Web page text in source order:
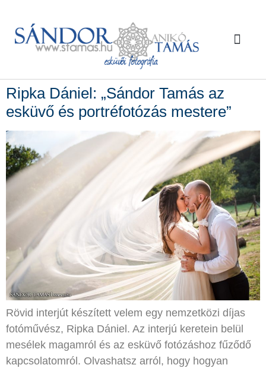
Ripka Dániel: „Sándor Tamás az
esküvő és portréfotózás mestere”
Rövid interjút készített velem egy nemzetközi díjas
fotóművész, Ripka Dániel. Az interjú keretein belül
mesélek magamról és az esküvő fotózáshoz fűződő
kapcsolatomról. Olvashatsz arról, hogy hogyan